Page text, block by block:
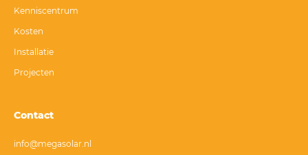
Kenniscentrum
Kosten
Installatie
Projecten
Contact
info@megasolar.nl